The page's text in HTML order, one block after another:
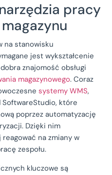
pracy
na stanowisku
jest wykształcenie
znajomość obsługi
magazynowego. Coraz
systemy WMS,
które
poprzez automatyzację
Dzięki nim
na zmiany w
zespołu.
kluczowe są